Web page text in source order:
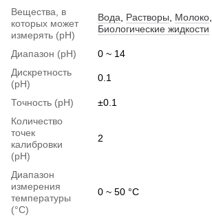
Вещества, в
которых может
измерять (pH)
Вода, Растворы, Молоко,
Биологические жидкости
Диапазон (pH)
0 ~ 14
Дискретность
(pH)
0.1
Точность (pH)
±0.1
Количество
точек
калибровки
(pH)
2
Диапазон
измерения
температуры
(°C)
0 ~ 50 °C